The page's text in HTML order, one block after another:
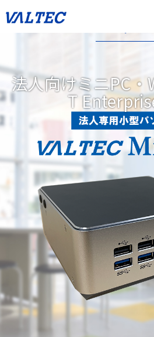
法人向けミニPC
T
VALTECミニ
データレス、パスワードレス、強固
載した小型パソコンです。
リモートワークが当たり前の時代に
率的な働き方を実現。DXにつながる3